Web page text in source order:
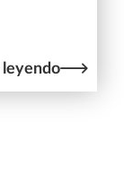
leyendo